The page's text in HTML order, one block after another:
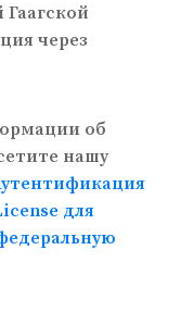
Гаагской
через
об
нашу
для